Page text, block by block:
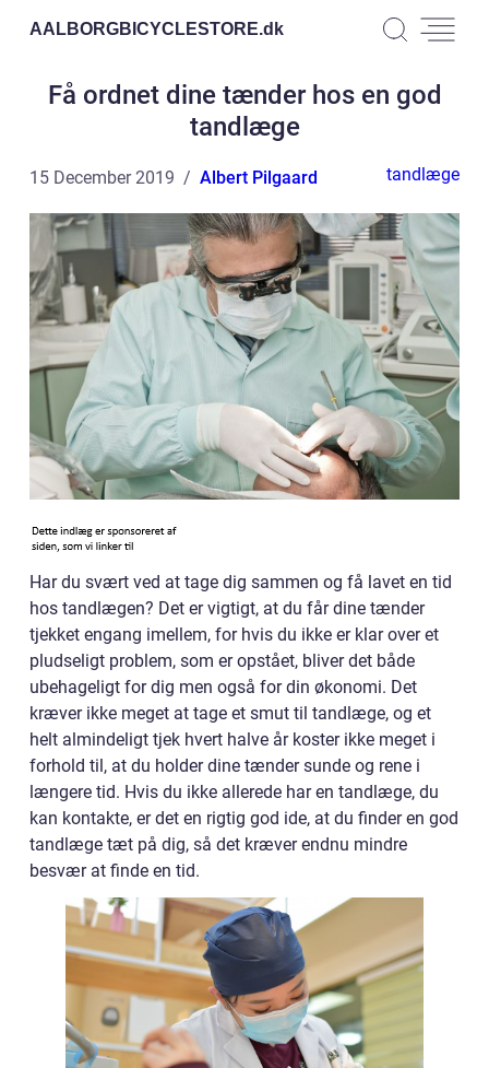
AALBORGBICYCLESTORE.dk
Få ordnet dine tænder hos en god
tandlæge
15 December 2019 Albert Pilgaard tandlæge
Har du svært ved at tage dig sammen og få lavet en tid
hos tandlægen? Det er vigtigt, at du får dine tænder
tjekket engang imellem, for hvis du ikke er klar over et
pludseligt problem, som er opstået, bliver det både
ubehageligt for dig men også for din økonomi. Det
kræver ikke meget at tage et smut til tandlæge, og et
helt almindeligt tjek hvert halve år koster ikke meget i
forhold til, at du holder dine tænder sunde og rene i
længere tid. Hvis du ikke allerede har en tandlæge, du
kan kontakte, er det en rigtig god ide, at du finder en god
tandlæge tæt på dig, så det kræver endnu mindre
besvær at finde en tid.